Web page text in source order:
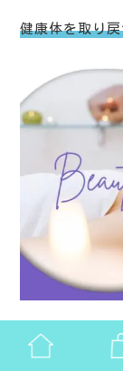
健康体を取り
私自身、お陰様